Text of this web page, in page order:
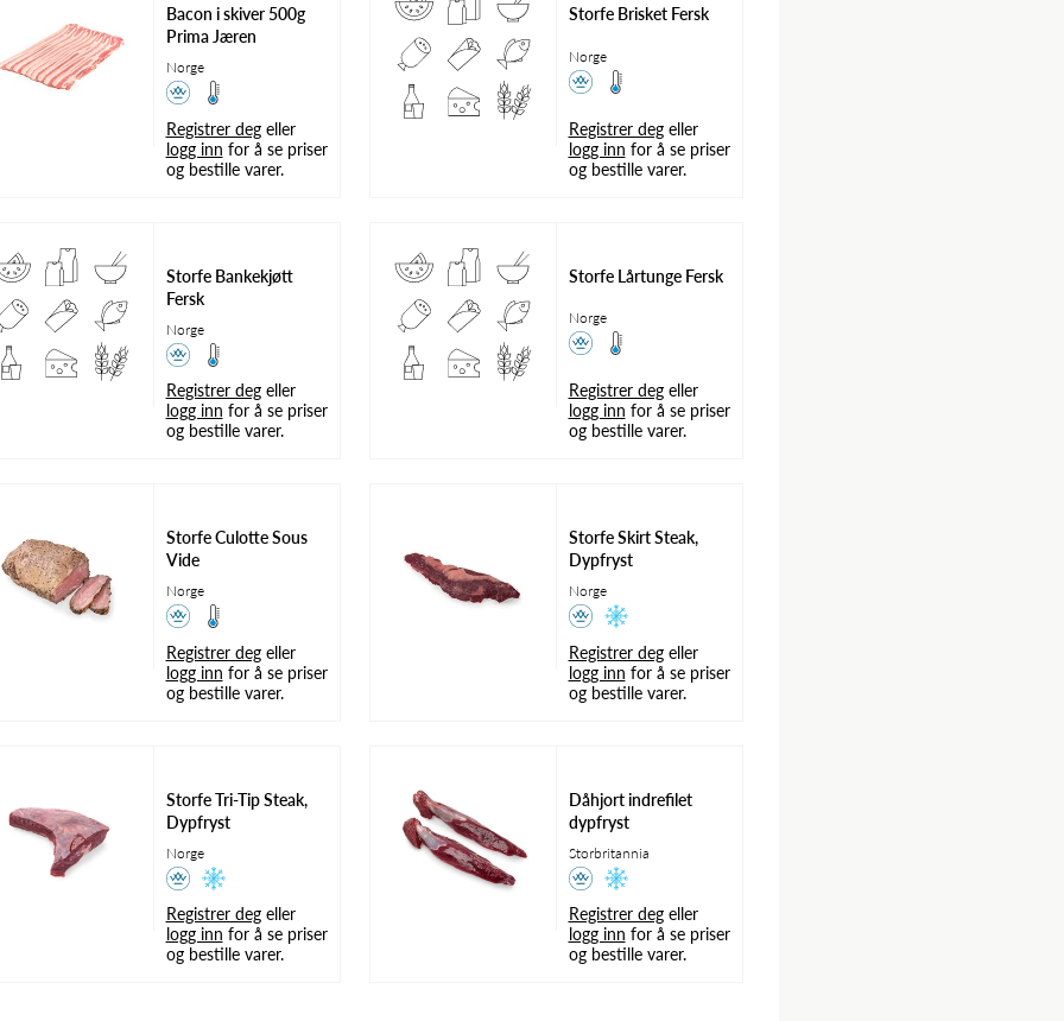
Bacon i skiver 500g
Prima Jæren
Norge
Registrer degeller
logg inn for å se priser
og bestille varer.
Storfe Brisket Fersk
Norge
Registrer degeller
logg inn for å se priser
og bestille varer.
Storfe Bankekjøtt
Fersk
Norge
Registrer degeller
logg inn for å se priser
og bestille varer.
Storfe Lårtunge Fersk
Norge
Registrer degeller
logg inn for å se priser
og bestille varer.
Storfe Culotte Sous
Vide
Norge
Registrer degeller
logg inn for å se priser
og bestille varer.
Storfe Skirt Steak,
Dypfryst
Norge
Registrer degeller
logg inn for å se priser
og bestille varer.
Storfe Tri-Tip Steak,
Dypfryst
Norge
Registrer degeller
logg inn for å se priser
og bestille varer.
Dåhjort indrefilet
dypfryst
Storbritannia
Registrer degeller
logg inn for å se priser
og bestille varer.